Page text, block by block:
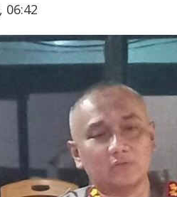
06:42